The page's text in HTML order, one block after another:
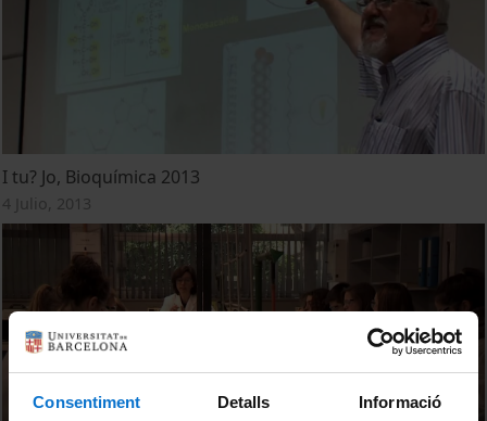
Consentiment Detalls Informació
I tu? Jo, Bioquímica 2013
4 Julio, 2013